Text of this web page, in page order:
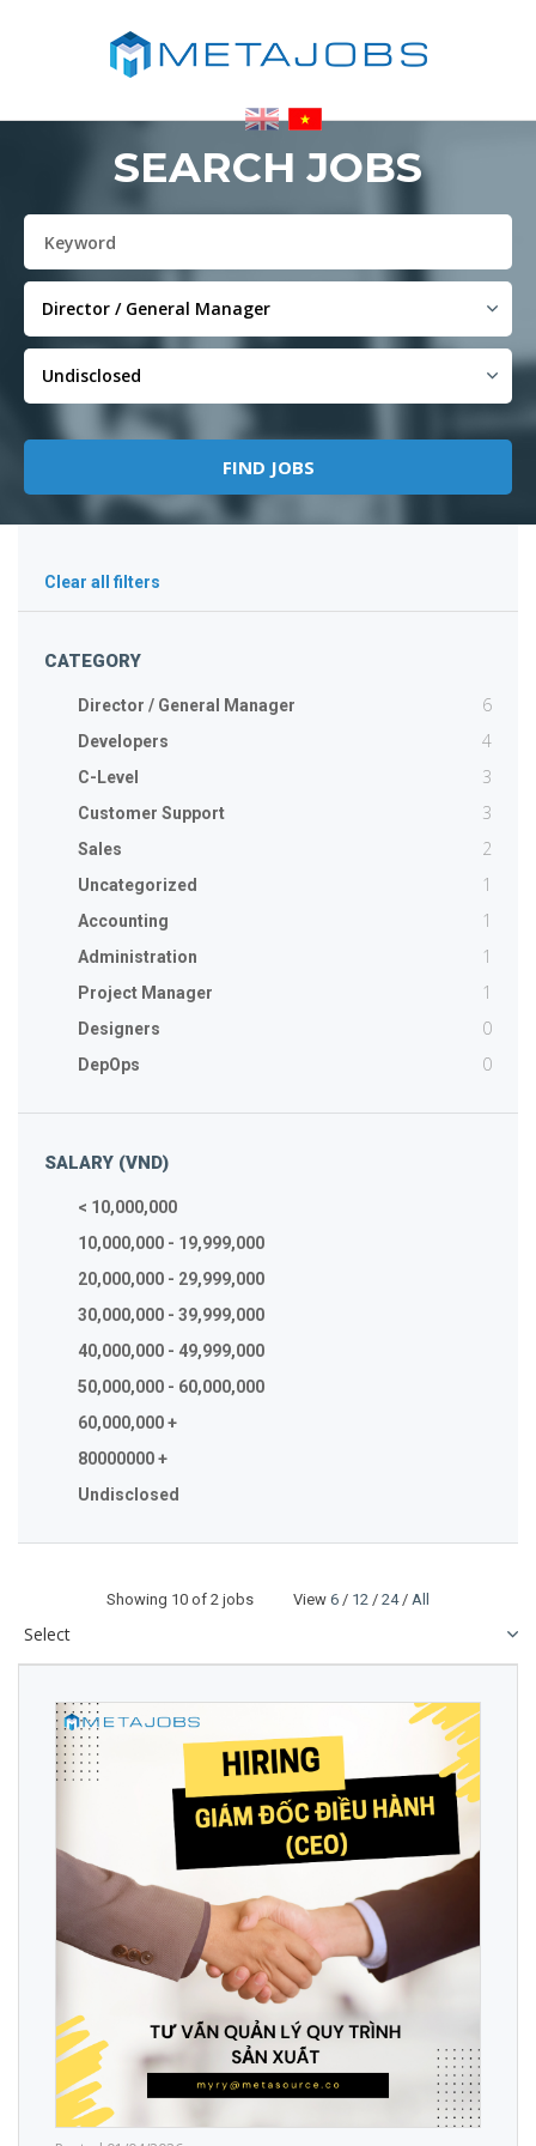
SEARCH JOBS
Clear all filters
CATEGORY
Director / General Manager 6
Developers 4
C-Level 3
Customer Support 3
Sales 2
Uncategorized 1
Accounting 1
Administration 1
Project Manager 1
Designers 0
DepOps 0
SALARY (VND)
< 10,000,000
10,000,000 - 19,999,000
20,000,000 - 29,999,000
30,000,000 - 39,999,000
40,000,000 - 49,999,000
50,000,000 - 60,000,000
60,000,000 +
80000000 +
Undisclosed
Showing 10 of 2 jobs View 6 / 12 / 24/ All